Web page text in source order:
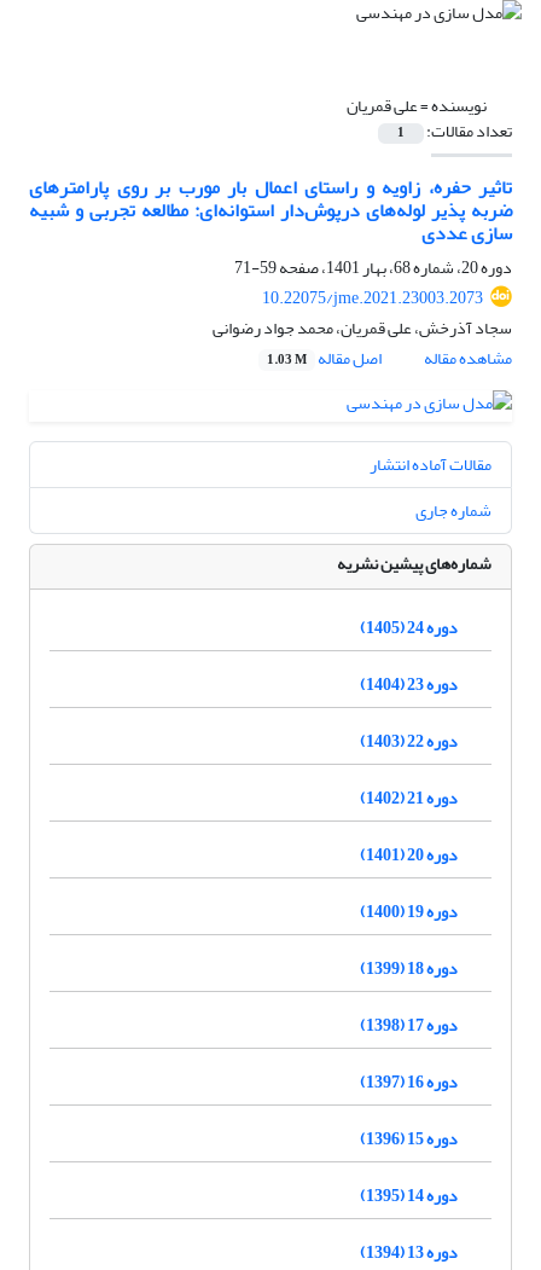
نویسنده =علی قمریان
تعداد مقالات: 1
تاثیر حفره، زاویه و راستای اعمال بار مورب بر روی پارامترهای
ضربه پذیر لوله‌های درپوش‌دار استوانه‌ای: مطالعه تجربی و شبیه
سازی عددی
دوره 20، شماره 68، بهار 1401، صفحه
59-71
10.22075/jme.2021.23003.2073
سجاد آذرخش، علی قمریان، محمد جواد رضوانی
مشاهده مقاله
اصل مقاله 1.03 M
مقالات آماده انتشار
شماره جاری
شماره‌های پیشین نشریه
دوره 24 (1405)
دوره 23 (1404)
دوره 22 (1403)
دوره 21 (1402)
دوره 20 (1401)
دوره 19 (1400)
دوره 18 (1399)
دوره 17 (1398)
دوره 16 (1397)
دوره 15 (1396)
دوره 14 (1395)
دوره 13 (1394)